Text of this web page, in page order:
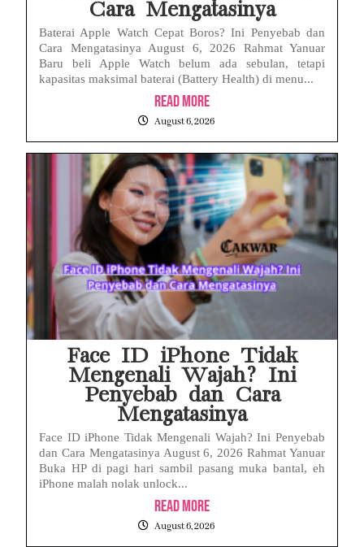
Cara Mengatasinya
Baterai Apple Watch Cepat Boros? Ini Penyebab dan
Cara Mengatasinya August 6, 2026 Rahmat Yanuar
Baru beli Apple Watch belum ada sebulan, tetapi
kapasitas maksimal baterai (Battery Health) di menu...
Read More
August 6, 2026
Face ID iPhone Tidak
Mengenali Wajah? Ini
Penyebab dan Cara
Mengatasinya
Face ID iPhone Tidak Mengenali Wajah? Ini Penyebab
dan Cara Mengatasinya August 6, 2026 Rahmat Yanuar
Buka HP di pagi hari sambil pasang muka bantal, eh
iPhone malah nolak unlock...
Read More
August 6, 2026